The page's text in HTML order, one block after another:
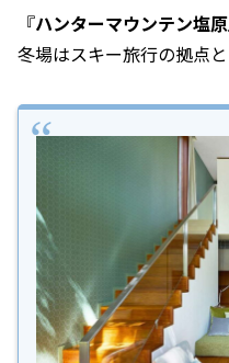
『ハンターマウンテン塩原
冬場はスキー旅行の拠点と